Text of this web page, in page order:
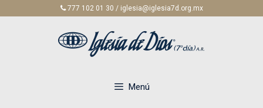
777 102 01 30 / iglesia@iglesia7d.org.mx
Menú